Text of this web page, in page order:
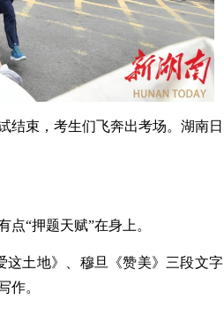
结束，考生们飞奔出考场。湖南日
“押题天赋”在身上。
这土地》、穆旦《赞美》三段文字
作。